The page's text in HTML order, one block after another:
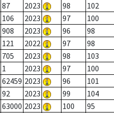
87 2023 98 102
106 2023 97 100
908 2023 96 98
121 2022 97 98
705 2023 98 103
1 2023 97 100
62459 2023 96 101
92 2023 99 104
63000 2023 100 95